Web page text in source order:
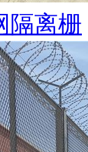
隔离栅